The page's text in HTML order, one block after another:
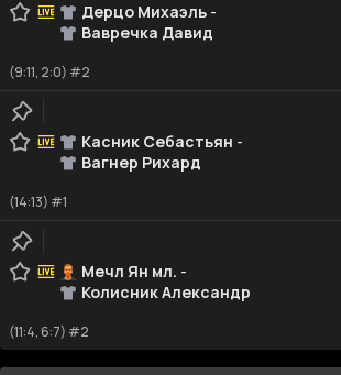
Дерцо Михаэль -
Вавречка Давид
(9:11, 2:0) #2
Касник Себастьян -
Вагнер Рихард
(14:13) #1
Мечл Ян мл. -
Колисник Александр
(11:4, 6:7) #2